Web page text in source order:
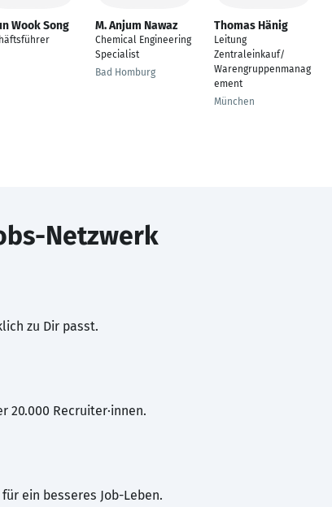
Wook Song M. Anjum Nawaz
Chemical Engineering
Specialist
Bad Homburg
Thomas Hänig
Leitung
Zentraleinkauf/
Warengruppenmanag
ement
München
Netzwerk
zu Dir passt.
20.000 Recruiter·innen.
ein besseres Job-Leben.